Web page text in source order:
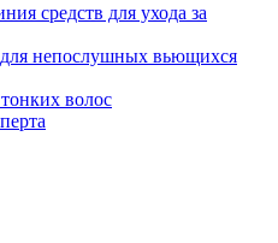
средств для ухода за
для непослушных вьющихся
волос